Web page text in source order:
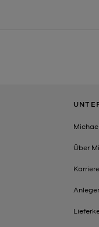
Über
Karriere